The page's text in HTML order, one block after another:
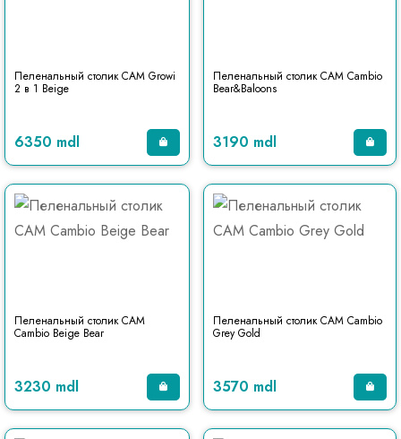
Пеленальный столик CAM Growi
2 в 1 Beige
6350 mdl
Пеленальный столик CAM Cambio
Bear&Baloons
3190 mdl
Пеленальный столик CAM
Cambio Beige Bear
3230 mdl
Пеленальный столик CAM Cambio
Grey Gold
3570 mdl